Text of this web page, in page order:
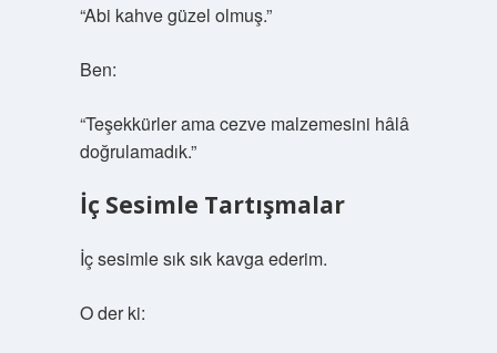
“Abi kahve güzel olmuş.”
Ben:
“Teşekkürler ama cezve malzemesini hâlâ
doğrulamadık.”
İç Sesimle Tartışmalar
İç sesimle sık sık kavga ederim.
O der ki: